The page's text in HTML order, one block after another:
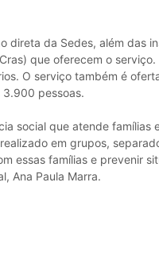
direta da Sedes, além das
que oferecem o
O serviço também é
3.900 pessoas.
social que atende famílias
em grupos,
essas famílias e prevenir
Ana Paula Marra.